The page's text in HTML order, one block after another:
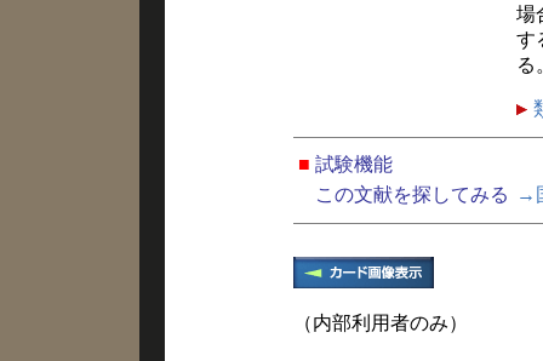
場
す
る
■ 試験機能
この文献を探してみる
→
（内部利用者のみ）